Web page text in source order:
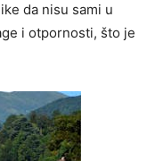
da nisu sami u
i otpornosti, što je